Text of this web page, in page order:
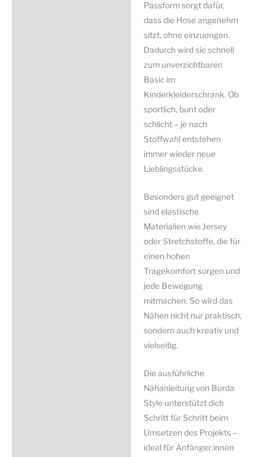
Passform sorgt dafür,
dass die Hose angenehm
sitzt, ohne einzuengen.
Dadurch wird sie schnell
zum unverzichtbaren
Basic im
Kinderkleiderschrank. Ob
sportlich, bunt oder
schlicht – je nach
Stoffwahl entstehen
immer wieder neue
Lieblingsstücke.
Besonders gut geeignet
sind elastische
Materialien wie Jersey
oder Stretchstoffe, die für
einen hohen
Tragekomfort sorgen und
jede Bewegung
mitmachen. So wird das
Nähen nicht nur praktisch,
sondern auch kreativ und
vielseitig.
Die ausführliche
Nähanleitung von Burda
Styleunterstützt dich
Schritt für Schritt beim
Umsetzen des Projekts –
ideal für Anfänger:innen